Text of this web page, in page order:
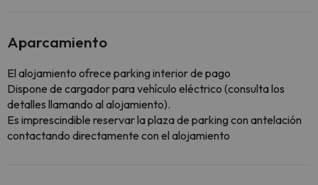
Aparcamiento
El alojamiento ofrece parking interior de pago
Dispone de cargador para vehículo eléctrico (consulta los
detalles llamando al alojamiento).
Es imprescindible reservar la plaza de parking con antelación
contactando directamente con el alojamiento